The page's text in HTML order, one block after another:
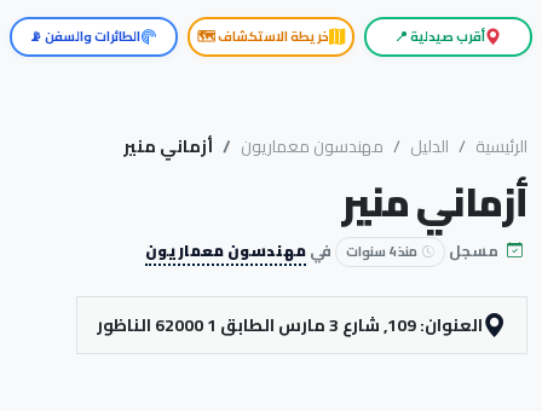
أقرب صيدلية 📍 خريطة الاستكشاف 🗺️ الطائرات والسفن 📡
الرئيسية الدليل مهندسون معماريون أزماني منير
أزماني منير
مسجل منذ 4 سنوات فيمهندسون معماريون
العنوان: 109, شارع 3 مارس الطابق 1 62000 الناظور